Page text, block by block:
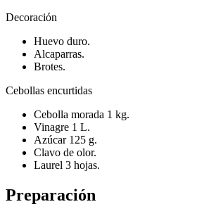
Decoración
Huevo duro.
Alcaparras.
Brotes.
Cebollas encurtidas
Cebolla morada 1 kg.
Vinagre 1 L.
Azúcar 125 g.
Clavo de olor.
Laurel 3 hojas.
Preparación